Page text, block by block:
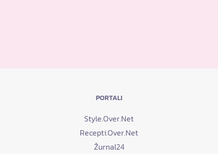
PORTALI
Style.Over.Net
Recepti.Over.Net
Žurnal24